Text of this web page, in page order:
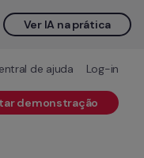
Ver IA na prática
de ajuda Log-in
demonstração